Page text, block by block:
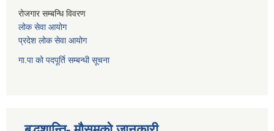
रोजगार सम्बन्धि विवरण
लोक सेवा आयोग
प्रदेश लोक सेवा आयोग
गा.पा को पदपूर्ति सम्बन्धी सूचना